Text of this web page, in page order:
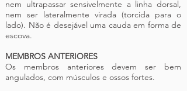
nem ultrapassar sensivelmente a linha dorsal,
nem ser lateralmente virada (torcida para o
lado). Não é desejável uma cauda em forma de
escova.
MEMBROS ANTERIORES
Os membros anteriores devem ser bem
angulados, com músculos e ossos fortes.